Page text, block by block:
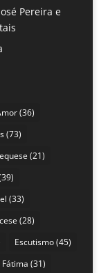
Pereira e
(36)
(73)
(21)
(33)
(28)
Escutismo(45)
Fátima (31)